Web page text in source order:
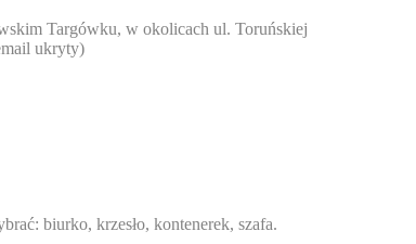
Targówku, w okolicach ul. Toruńskiej
ukryty)
biurko, krzesło, kontenerek, szafa.